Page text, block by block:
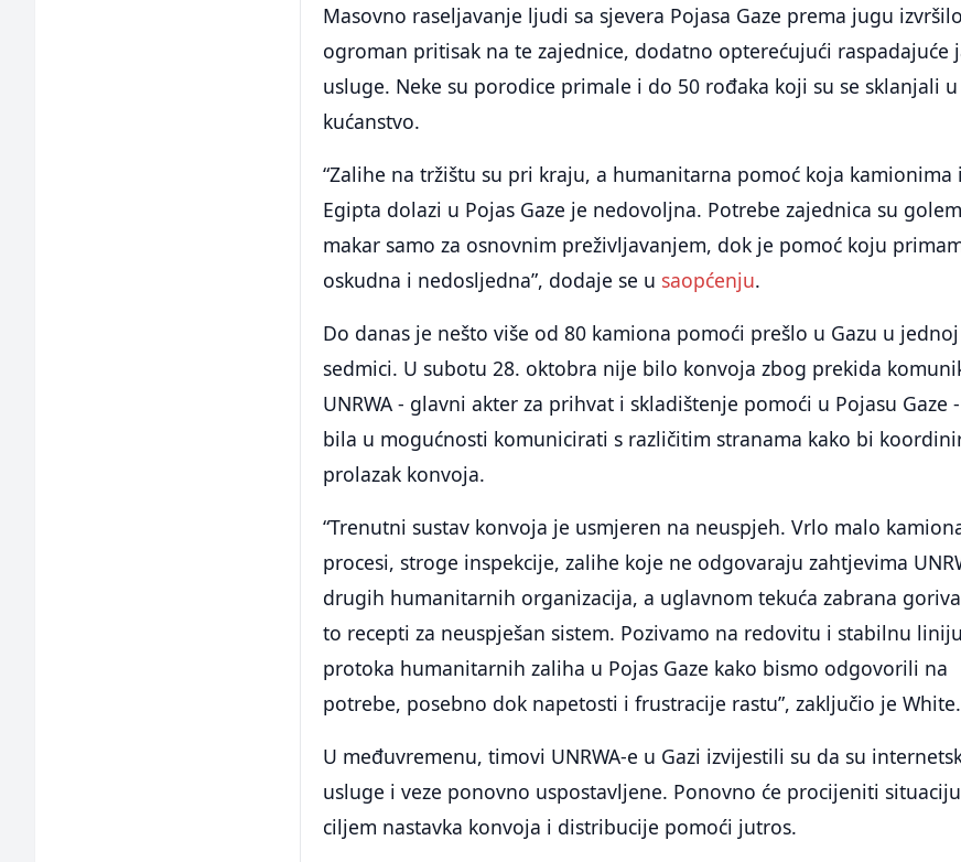
Masovno raseljavanje ljudi sa sjevera Pojasa Gaze prema jugu
ogroman pritisak na te zajednice, dodatno opterećujući raspadajuće
usluge. Neke su porodice primale i do 50 rođaka koji su se sklanjali
kućanstvo.
“Zalihe na tržištu su pri kraju, a humanitarna pomoć koja kamionima
Egipta dolazi u Pojas Gaze je nedovoljna. Potrebe zajednica su
makar samo za osnovnim preživljavanjem, dok je pomoć koju
oskudna i nedosljedna”, dodaje se u saopćenju.
Do danas je nešto više od 80 kamiona pomoći prešlo u Gazu u jednoj
sedmici. U subotu 28. oktobra nije bilo konvoja zbog prekida
UNRWA - glavni akter za prihvat i skladištenje pomoći u Pojasu Gaze
bila u mogućnosti komunicirati s različitim stranama kako bi
prolazak konvoja.
“Trenutni sustav konvoja je usmjeren na neuspjeh. Vrlo malo
procesi, stroge inspekcije, zalihe koje ne odgovaraju zahtjevima
drugih humanitarnih organizacija, a uglavnom tekuća zabrana
to recepti za neuspješan sistem. Pozivamo na redovitu i stabilnu liniju
protoka humanitarnih zaliha u Pojas Gaze kako bismo odgovorili na
potrebe, posebno dok napetosti i frustracije rastu”, zaključio je White.
U međuvremenu, timovi UNRWA-e u Gazi izvijestili su da su
usluge i veze ponovno uspostavljene. Ponovno će procijeniti
ciljem nastavka konvoja i distribucije pomoći jutros.